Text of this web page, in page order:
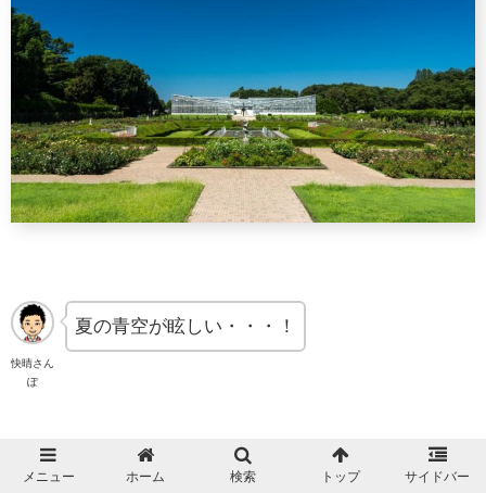
快晴さん
ぽ
夏の青空が眩しい・・・！
↓噴水が涼しげです。
メニュー ホーム 検索 トップ サイドバー